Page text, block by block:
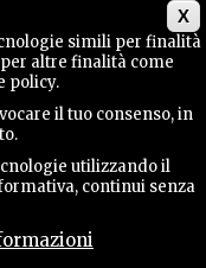
X
simili per finalità
altre finalità come
policy.
il tuo consenso, in
utilizzando il
continui senza